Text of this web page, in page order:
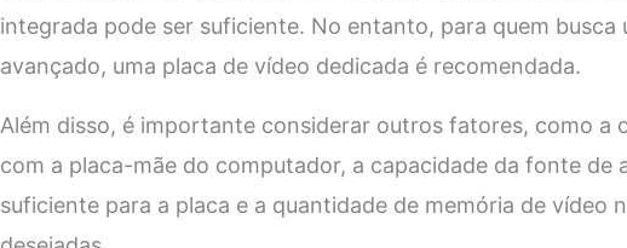
integrada pode ser suficiente. No entanto, para quem busca
avançado, uma placa de vídeo dedicada é recomendada.
Além disso, é importante considerar outros fatores, como a
com a placa-mãe do computador, a capacidade da fonte de
suficiente para a placa e a quantidade de memória de vídeo